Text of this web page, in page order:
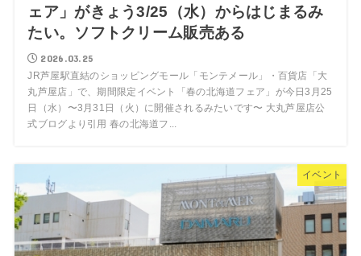
ェア」がきょう3/25（水）からはじまるみ
たい。ソフトクリーム販売ある
2026.03.25
JR芦屋駅直結のショッピングモール「モンテメール」・百貨店「大
丸芦屋店」で、期間限定イベント「春の北海道フェア」が今日3月25
日（水）〜3月31日（火）に開催されるみたいです〜 大丸芦屋店公
式ブログより引用 春の北海道フ...
イベント